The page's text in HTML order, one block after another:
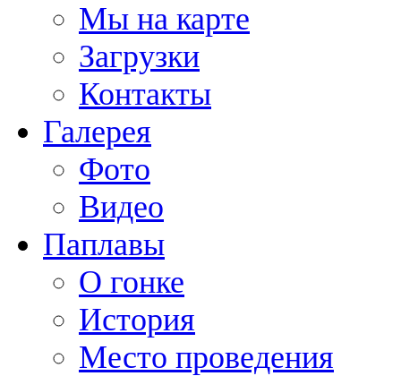
Мы на карте
Загрузки
Контакты
Галерея
Фото
Видео
Паплавы
О гонке
История
Место проведения